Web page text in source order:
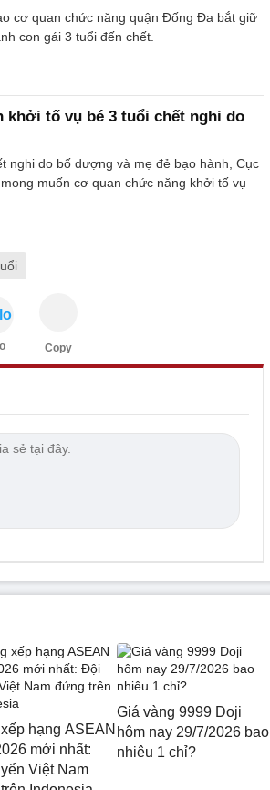
cơ quan chức năng quận Đống Đa bắt giữ
con gái 3 tuổi đến chết.
khởi tố vụ bé 3 tuổi chết nghi do
nghi do bố dượng và mẹ đẻ bạo hành, Cục
muốn cơ quan chức năng khởi tố vụ
Copy
hạng ASEAN
mới nhất:
Việt Nam
Giá vàng 9999 Doji
hôm nay 29/7/2026 bao
nhiêu 1 chỉ?